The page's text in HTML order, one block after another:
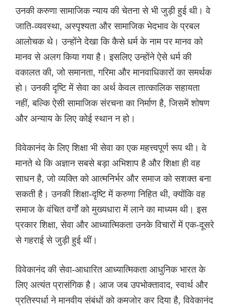
उनकी करुणा सामाजिक न्याय की चेतना से भी जुड़ी हुई थी। वे
जाति-व्यवस्था, अस्पृश्यता और सामाजिक भेदभाव के प्रबल
आलोचक थे। उन्होंने देखा कि कैसे धर्म के नाम पर मानव को
मानव से अलग किया गया है। इसलिए उन्होंने ऐसे धर्म की
वकालत की, जो समानता, गरिमा और मानवाधिकारों का समर्थक
हो। उनकी दृष्टि में सेवा का अर्थ केवल तात्कालिक सहायता
नहीं, बल्कि ऐसी सामाजिक संरचना का निर्माण है, जिसमें शोषण
और अन्याय के लिए कोई स्थान न हो।
विवेकानंद के लिए शिक्षा भी सेवा का एक महत्त्वपूर्ण रूप थी। वे
मानते थे कि अज्ञान सबसे बड़ा अभिशाप है और शिक्षा ही वह
साधन है, जो व्यक्ति को आत्मनिर्भर और समाज को सशक्त बना
सकती है। उनकी शिक्षा-दृष्टि में करुणा निहित थी, क्योंकि वह
समाज के वंचित वर्गों को मुख्यधारा में लाने का माध्यम थी। इस
प्रकार शिक्षा, सेवा और आध्यात्मिकता उनके विचारों में एक-दूसरे
से गहराई से जुड़ी हुई थीं।
विवेकानंद की सेवा-आधारित आध्यात्मिकता आधुनिक भारत के
लिए अत्यंत प्रासंगिक है। आज जब उपभोक्तावाद, स्वार्थ और
प्रतिस्पर्धा ने मानवीय संबंधों को कमजोर कर दिया है, विवेकानंद